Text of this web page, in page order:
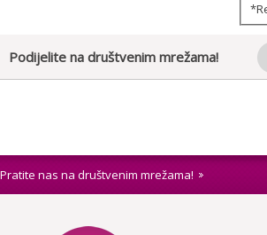
*
Podijelite na društvenim mrežama!
Pratite nas na društvenim mrežama!